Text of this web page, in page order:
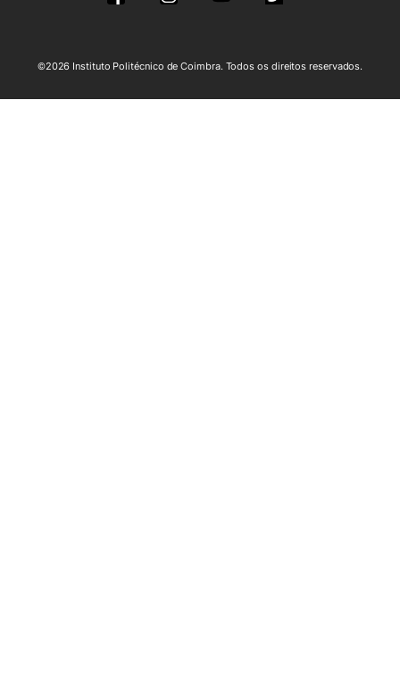
©2026 Instituto Politécnico de Coimbra. Todos os direitos reservados.